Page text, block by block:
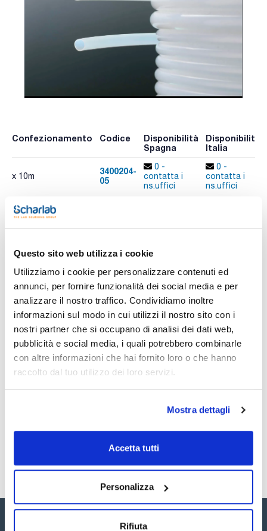
Questo sito web utilizza i cookie
Utilizziamo i cookie per personalizzare contenuti ed
annunci, per fornire funzionalità dei social media e per
analizzare il nostro traffico. Condividiamo inoltre
informazioni sul modo in cui utilizzi il nostro sito con i
nostri partner che si occupano di analisi dei dati web,
pubblicità e social media, i quali potrebbero combinarle
con altre informazioni che hai fornito loro o che hanno
raccolto dal tuo utilizzo dei loro servizi.
Mostra dettagli
Accetta tutti
Personalizza
Rifiuta
Confezionamento Codice
Disponibilità
Spagna
Disponibilità
Italia
x 10m
3400204-
05
0 -
contatta i
ns.uffici
0 -
contatta i
ns.uffici
Caratteristiche
Diametro interno (mm) : 2
Spessore parete (mm) : 1
Tubi in politetrafluoroetilene (PTFE) bianchi, resistenti al
calore fino a circa 270 °C senza carico di pressione.
Vedi di più
Documentazione tecnica
TDS / Scheda tecnica
COA
Registrati per i download